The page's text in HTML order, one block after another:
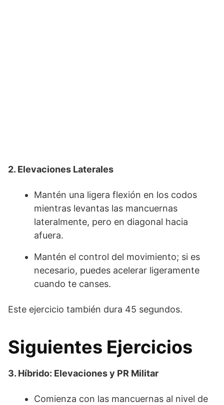
2. Elevaciones Laterales
Mantén una ligera flexión en los codos
mientras levantas las mancuernas
lateralmente, pero en diagonal hacia
afuera.
Mantén el control del movimiento; si es
necesario, puedes acelerar ligeramente
cuando te canses.
Este ejercicio también dura 45 segundos.
Siguientes Ejercicios
3. Híbrido: Elevaciones y PR Militar
Comienza con las mancuernas al nivel de